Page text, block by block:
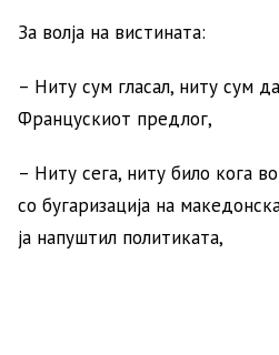
За волја на вистината:
– Ниту сум гласал, ниту сум
Францускиот предлог,
– Ниту сега, ниту било кога
со бугаризација на
ја напуштил политиката,